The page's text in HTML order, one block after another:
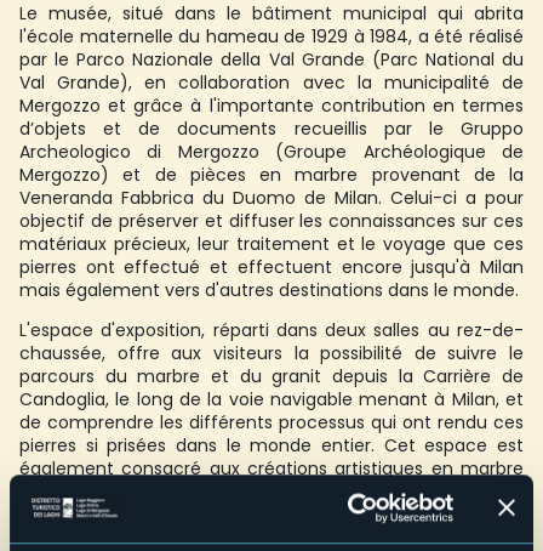
Le musée, situé dans le bâtiment municipal qui abrita
l'école maternelle du hameau de 1929 à 1984, a été réalisé
par le Parco Nazionale della Val Grande (Parc National du
Val Grande), en collaboration avec la municipalité de
Mergozzo et grâce à l'importante contribution en termes
d’objets et de documents recueillis par le Gruppo
Archeologico di Mergozzo (Groupe Archéologique de
Mergozzo) et de pièces en marbre provenant de la
Veneranda Fabbrica du Duomo de Milan. Celui-ci a pour
objectif de préserver et diffuser les connaissances sur ces
matériaux précieux, leur traitement et le voyage que ces
pierres ont effectué et effectuent encore jusqu'à Milan
mais également vers d'autres destinations dans le monde.
L'espace d'exposition, réparti dans deux salles au rez-de-
chaussée, offre aux visiteurs la possibilité de suivre le
parcours du marbre et du granit depuis la Carrière de
Candoglia, le long de la voie navigable menant à Milan, et
de comprendre les différents processus qui ont rendu ces
pierres si prisées dans le monde entier. Cet espace est
également consacré aux créations artistiques en marbre
et en granit, avec des œuvres de l'artiste danoise Eva
Sørensen et une très belle petite sculpture en marbre rose
de Giovan Battista Tedeschi.